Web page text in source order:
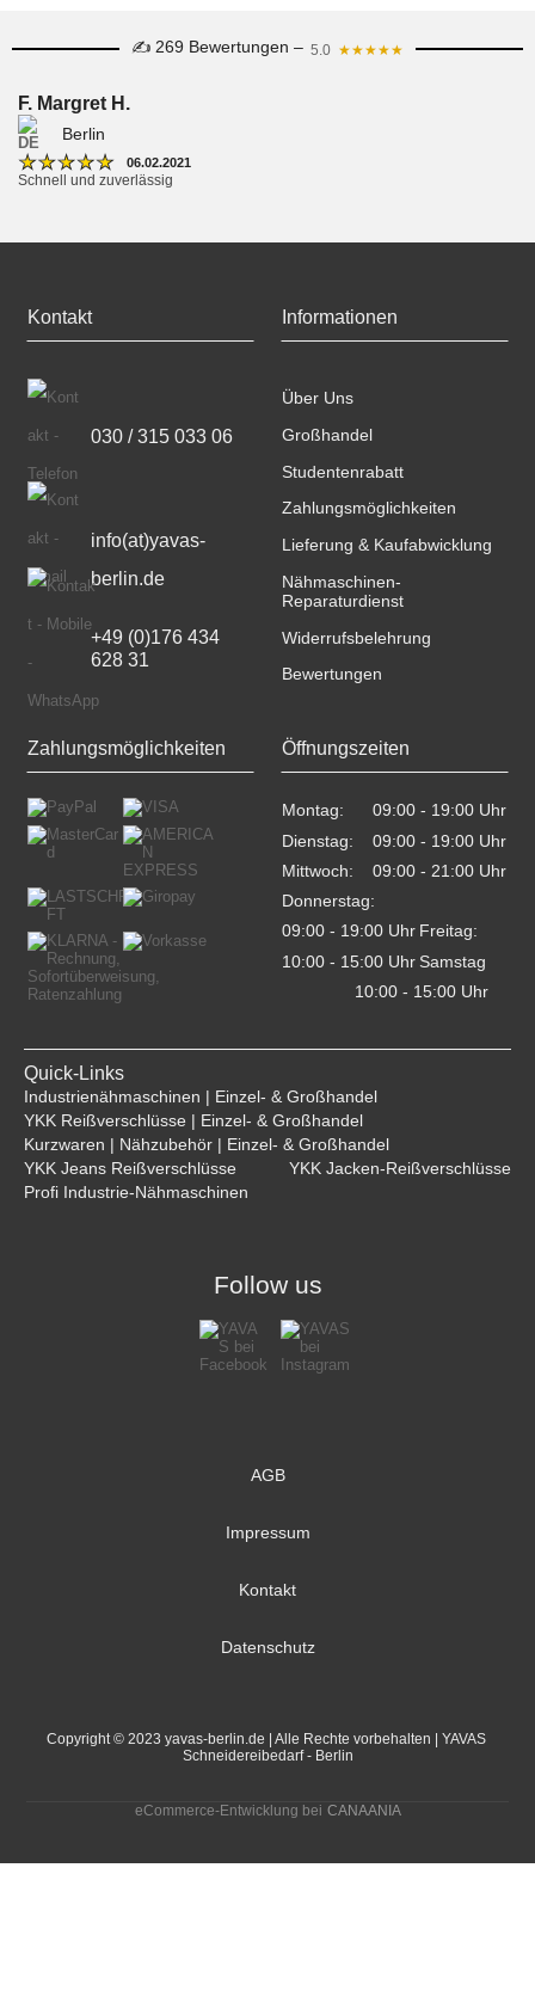
✍ 269 Bewertungen – 5.0 ★★★★★
F. Margret H.
Berlin
★ ★ ★ ★ ★ 06.02.2021
Schnell und zuverlässig
Kontakt
030 / 315 033 06
info(at)yavas-
berlin.de
+49 (0)176 434
628 31
Informationen
Über Uns
Großhandel
Studentenrabatt
Zahlungsmöglichkeiten
Lieferung & Kaufabwicklung
Nähmaschinen-
Reparaturdienst
Widerrufsbelehrung
Bewertungen
Zahlungsmöglichkeiten Öffnungszeiten
Montag:
Dienstag:
Mittwoch:
Donnerstag:
09:00 - 19:00 Uhr
Freitag:
10:00 - 15:00 Uhr
Samstag
10:00 - 15:00 Uhr
Quick-Links
Industrienähmaschinen | Einzel- & Großhandel
YKK Reißverschlüsse | Einzel- & Großhandel
Kurzwaren | Nähzubehör | Einzel- & Großhandel
YKK Jeans Reißverschlüsse
YKK Jacken-Reißverschlüsse
Profi Industrie-Nähmaschinen
Follow us
AGB
Impressum
Kontakt
Datenschutz
Copyright © 2023 yavas-berlin.de | Alle Rechte vorbehalten | YAVAS
Schneidereibedarf - Berlin
eCommerce-Entwicklung bei CANAANIA